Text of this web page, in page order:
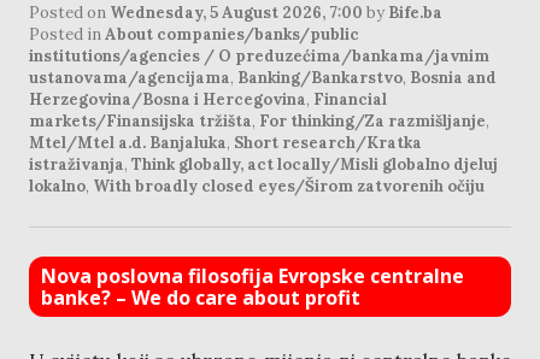
Posted on Wednesday, 5 August 2026, 7:00 by Bife.ba
Posted inAbout companies/banks/public
institutions/agencies / O preduzećima/bankama/javnim
ustanovama/agencijama, Banking/Bankarstvo, Bosnia and
Herzegovina/Bosna i Hercegovina, Financial
markets/Finansijska tržišta, For thinking/Za razmišljanje,
Mtel/Mtel a.d. Banjaluka, Short research/Kratka
istraživanja, Think globally, act locally/Misli globalno djeluj
lokalno, With broadly closed eyes/Širom zatvorenih očiju
Nova poslovna filosofija Evropske centralne
banke? – We do care about profit